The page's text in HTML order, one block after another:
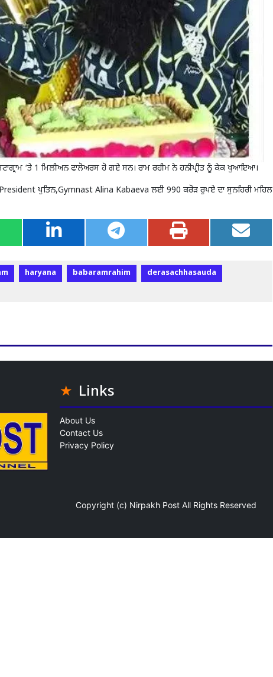
‘ਤੇ 1 ਮਿਲੀਅਨ ਫਾਲੋਅਰਸ ਹੋ ਗਏ ਸਨ। ਰਾਮ ਰਹੀਮ ਨੇ ਹਨੀਪ੍ਰੀਤ ਨੂੰ ਕੇਕ ਖੁਆਇਆ।
ਪੁਤਿਨ,Gymnast Alina Kabaeva ਲਈ 990 ਕਰੋੜ ਰੁਪਏ ਦਾ ਸੁਨਹਿਰੀ ਮਹਿਲ
haryana babaramrahim
derasachhasauda
Links
About Us
Contact Us
Privacy Policy
Copyright (c) Nirpakh Post All Rights Reserved